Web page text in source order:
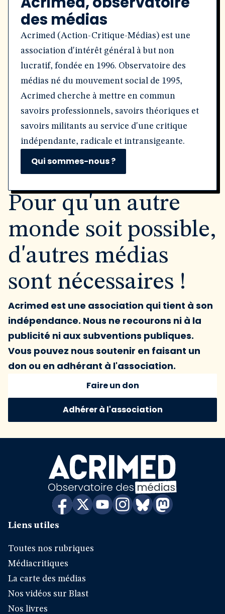
des médias
Acrimed (Action-Critique-Médias) est une
association d'intérêt général à but non
lucratif, fondée en 1996. Observatoire des
médias né du mouvement social de 1995,
Acrimed cherche à mettre en commun
savoirs professionnels, savoirs théoriques et
savoirs militants au service d'une critique
indépendante, radicale et intransigeante.
Qui sommes-nous ?
Pour qu'un autre
monde soit possible,
d'autres médias
sont nécessaires !
Acrimed est une association qui tient à son
indépendance. Nous ne recourons ni à la
publicité ni aux subventions publiques.
Vous pouvez nous soutenir en faisant un
don ou en adhérant à l'association.
Faire un don
Adhérer à l'association
Liens utiles
Toutes nos rubriques
Médiacritiques
La carte des médias
Nos vidéos sur Blast
Nos livres